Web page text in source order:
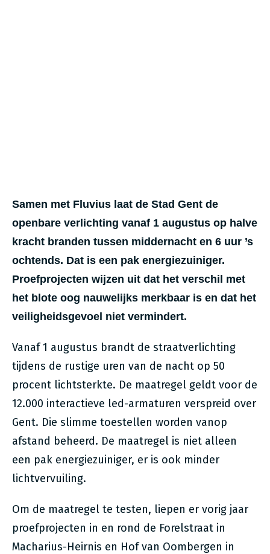
Samen met Fluvius laat de Stad Gent de
openbare verlichting vanaf 1 augustus op halve
kracht branden tussen middernacht en 6 uur ’s
ochtends. Dat is een pak energiezuiniger.
Proefprojecten wijzen uit dat het verschil met
het blote oog nauwelijks merkbaar is en dat het
veiligheidsgevoel niet vermindert.
Vanaf 1 augustus brandt de straatverlichting
tijdens de rustige uren van de nacht op 50
procent lichtsterkte. De maatregel geldt voor de
12.000 interactieve led-armaturen verspreid over
Gent. Die slimme toestellen worden vanop
afstand beheerd. De maatregel is niet alleen
een pak energiezuiniger, er is ook minder
lichtvervuiling.
Om de maatregel te testen, liepen er vorig jaar
proefprojecten in en rond de Forelstraat in
Macharius-Heirnis en Hof van Oombergen in